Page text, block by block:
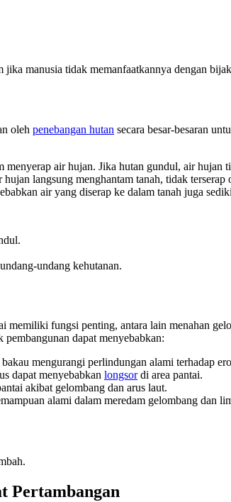
jika manusia tidak memanfaatkannya dengan
oleh penebangan hutan secara besar-besaran
menyerap air hujan. Jika hutan gundul, air hujan
langsung menghantam tanah, tidak
air yang diserap ke dalam tanah juga
undang kehutanan.
memiliki fungsi penting, antara lain menahan
dapat menyebabkan:
mengurangi perlindungan alami terhadap
dapat menyebabkan longsordi area pantai.
akibat gelombang dan arus laut.
alami dalam meredam gelombang dan
Pertambangan